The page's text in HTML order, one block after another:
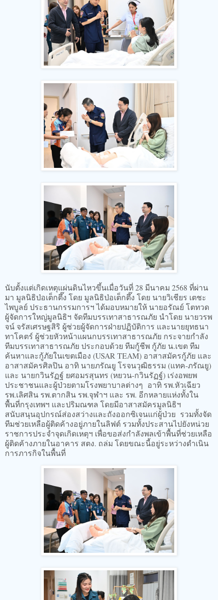
นับตั้งแต่เกิดเหตุแผ่นดินไหวขึ้นเมื่อวันที่ 28 มีนาคม 2568 ที่ผ่าน
มา มูลนิธิป่อเต็กตึ๊ง โดย มูลนิธิป่อเต็กตึ๊ง โดย นายวิเชียร เตชะ
ไพบูลย์ ประธานกรรมการฯ ได้มอบหมายให้ นายอรัณย์ โตทวด
ผู้จัดการใหญ่มูลนิธิฯ จัดทีมบรรเทาสาธารณภัย นำโดย นายวรพ
จน์ จรัสเศรษฐสิริ ผู้ช่วยผู้จัดการฝ่ายปฏิบัติการ และนายยุทธนา
ทาโคตร์ ผู้ช่วยหัวหน้าแผนกบรรเทาสาธารณภัย กระจายกำลัง
ทีมบรรเทาสาธารณภัย ประกอบด้วย ทีมกู้ชีพ กู้ภัย น.เขต ทีม
ค้นหาและกู้ภัยในเขตเมือง (USAR TEAM) อาสาสมัครกู้ภัย และ
อาสาสมัครศิลปิน อาทิ นายภรัณยู โรจนวุฒิธรรม (แทค-ภรัณยู)
และ นายกวินรัฏฐ์ ยศอมรสุนทร (หยวน-กวินรัฏฐ์) เร่งอพยพ
ประชาชนและผู้ป่วยตามโรงพยาบาลต่างๆ อาทิ รพ.หัวเฉียว
รพ.เลิศสิน รพ.ตากสิน รพ.จุฬาฯ และ รพ. อีกหลายแห่งทั้งใน
พื้นที่กรุงเทพฯ และปริมณฑล โดยมีอาสาสมัครมูลนิธิฯ
สนับสนุนอุปกรณ์ส่องสว่างและถังออกซิเจนแก่ผู้ป่วย รวมทั้งจัด
ทีมช่วยเหลือผู้ติดค้างอยู่ภายในลิฟต์ รวมทั้งประสานไปยังหน่วย
ราชการประจำจุดเกิดเหตุฯ เพื่อขอส่งกำลังพลเข้าพื้นที่ช่วยเหลือ
ผู้ติดค้างภายในอาคาร สตง. ถล่ม โดยขณะนี้อยู่ระหว่างดำเนิน
การภารกิจในพื้นที่